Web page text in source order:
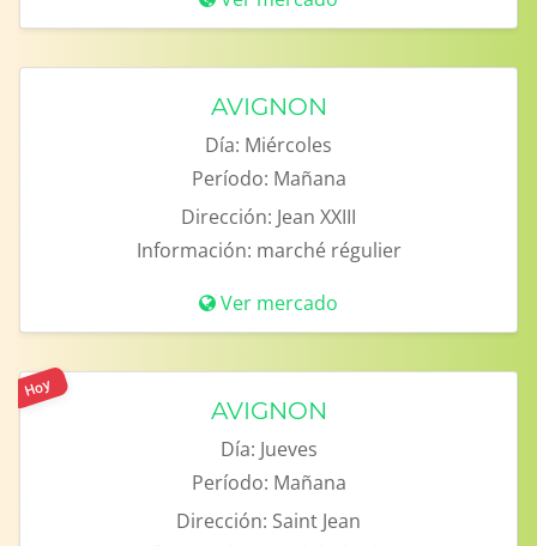
AVIGNON
Día: Miércoles
Período: Mañana
Dirección: Jean XXIII
Información: marché régulier
Ver mercado
Hoy
AVIGNON
Día: Jueves
Período: Mañana
Dirección: Saint Jean